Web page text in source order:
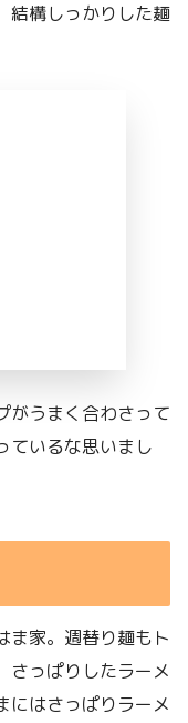
結構しっかりした麺
がうまく合わさって
ているな思いまし
ま家。週替り麺もト
さっぱりしたラーメ
にはさっぱりラーメ